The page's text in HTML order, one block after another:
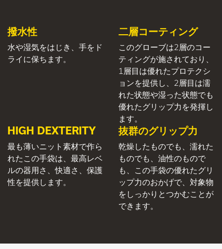
撥水性
水や湿気をはじき、手をド
ライに保ちます。
二層コーティング
このグローブは2層のコー
ティングが施されており、
1層目は優れたプロテクシ
ョンを提供し、2層目は濡
れた状態や湿った状態でも
優れたグリップ力を発揮し
ます。
HIGH DEXTERITY
最も薄いニット素材で作ら
れたこの手袋は、最高レベ
ルの器用さ、快適さ、保護
性を提供します。
抜群のグリップ力
乾燥したものでも、濡れた
ものでも、油性のもので
も、この手袋の優れたグリ
ップ力のおかげで、対象物
をしっかりとつかむことが
できます。